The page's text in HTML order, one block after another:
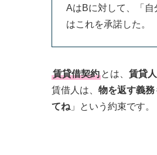
AはBに対して、「
はこれを承諾した。
賃貸借契約 とは、 賃貸人
賃借人は、 物を返す義務
てね 」という約束です。